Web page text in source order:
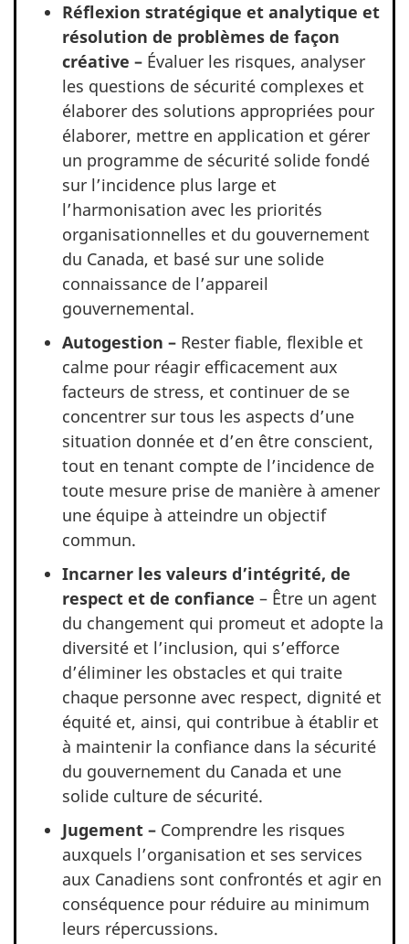
Réflexion stratégique et analytique et
résolution de problèmes de façon
créative – Évaluer les risques, analyser
les questions de sécurité complexes et
élaborer des solutions appropriées pour
élaborer, mettre en application et gérer
un programme de sécurité solide fondé
sur l’incidence plus large et
l’harmonisation avec les priorités
organisationnelles et du gouvernement
du Canada, et basé sur une solide
connaissance de l’appareil
gouvernemental.
Autogestion – Rester fiable, flexible et
calme pour réagir efficacement aux
facteurs de stress, et continuer de se
concentrer sur tous les aspects d’une
situation donnée et d’en être conscient,
tout en tenant compte de l’incidence de
toute mesure prise de manière à amener
une équipe à atteindre un objectif
commun.
Incarner les valeurs d’intégrité, de
respect et de confiance – Être un agent
du changement qui promeut et adopte la
diversité et l’inclusion, qui s’efforce
d’éliminer les obstacles et qui traite
chaque personne avec respect, dignité et
équité et, ainsi, qui contribue à établir et
à maintenir la confiance dans la sécurité
du gouvernement du Canada et une
solide culture de sécurité.
Jugement – Comprendre les risques
auxquels l’organisation et ses services
aux Canadiens sont confrontés et agir en
conséquence pour réduire au minimum
leurs répercussions.